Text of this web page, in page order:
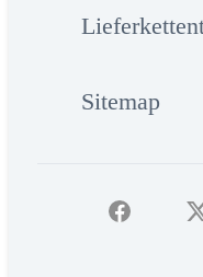
Sitemap